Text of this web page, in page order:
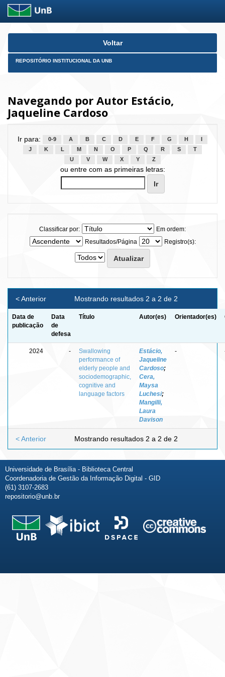
Skip
Voltar
REPOSITÓRIO INSTITUCIONAL DA UNB
Navegando por Autor Estácio,
Jaqueline Cardoso
Ir para: 0-9 A B C D E F G H
J
K L M N O P Q R S
T
U
V W X Y Z
ou entre com as primeiras letras:
Classificar por:
Em ordem:
Resultados/Página
Registro(s):
Mostrando resultados 2 a 2 de 2
< Anterior
Data de
publicação
Data
de
defesa
Título Autor(es) Orientador(es)
2024 -
Swallowing
performance of
elderly people and
sociodemographic,
cognitive and
language factors
Estácio,
Jaqueline
Cardoso;
Cera,
Maysa
Luchesi;
Mangilli,
Laura
Davison
-
Mostrando resultados 2 a 2 de 2
< Anterior
Universidade de Brasília - Biblioteca Central
Coordenadoria de Gestão da Informação Digital - GID
(61) 3107-2683
repositorio@unb.br